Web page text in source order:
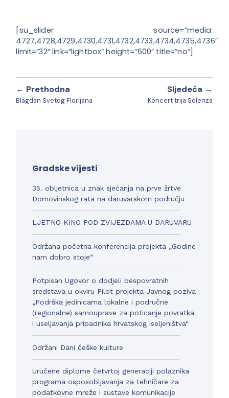
[su_slider source=”media:
4727,4728,4729,4730,4731,4732,4733,4734,4735,4736″
limit=”32″ link=”lightbox” height=”600″ title=”no”]
← Prethodna
Blagdan Svetog Florijana
Sljedeća →
Koncert trija Solenza
Gradske vijesti
35. obljetnica u znak sjećanja na prve žrtve
Domovinskog rata na daruvarskom području
LJETNO KINO POD ZVIJEZDAMA U DARUVARU
Održana početna konferencija projekta „Godine
nam dobro stoje“
Potpisan Ugovor o dodjeli bespovratnih
sredstava u okviru Pilot projekta Javnog poziva
„Podrška jedinicama lokalne i područne
(regionalne) samouprave za poticanje povratka
i useljavanja pripadnika hrvatskog iseljeništva“
Održani Dani češke kulture
Uručene diplome četvrtoj generaciji polaznika
programa osposobljavanja za tehničare za
podatkovne mreže i sustave komunikacije